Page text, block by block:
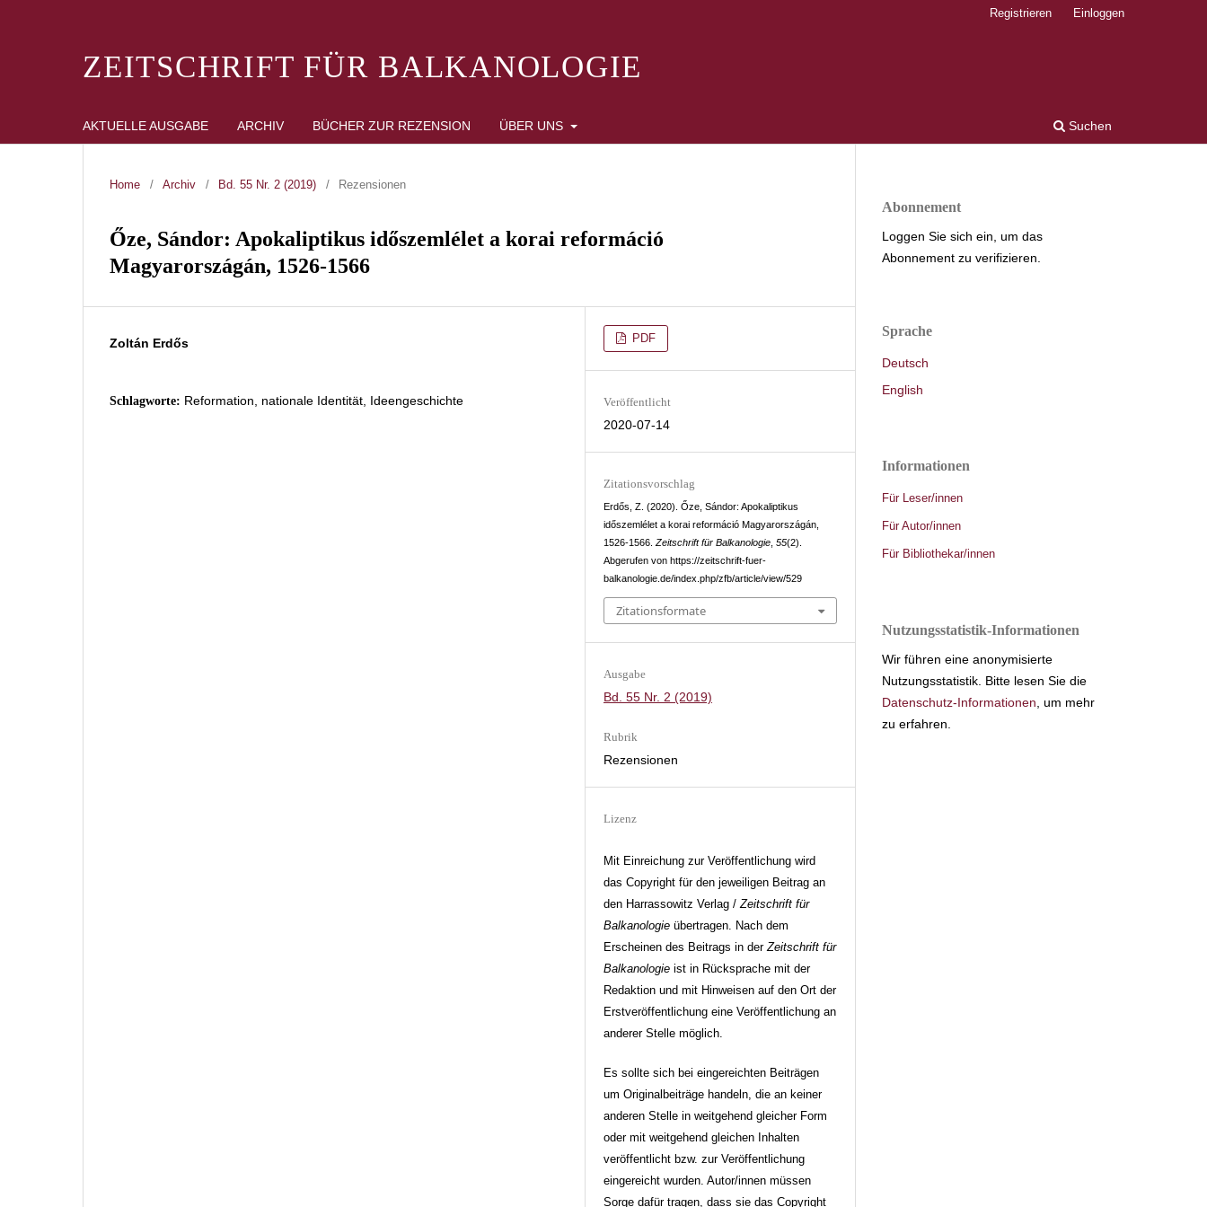
ZEITSCHRIFT FÜR BALKANOLOGIE
AKTUELLE AUSGABE ARCHIV BÜCHER ZUR REZENSION ÜBER UNS Suchen
Registrieren Einloggen
Home / Archiv / Bd. 55 Nr. 2 (2019) / Rezensionen
Őze, Sándor: Apokaliptikus időszemlélet a korai reformáció
Magyarországán, 1526-1566
Zoltán Erdős
Schlagworte: Reformation, nationale Identität, Ideengeschichte
PDF
Veröffentlicht
2020-07-14
Zitationsvorschlag
Erdős, Z. (2020). Őze, Sándor: Apokaliptikus
időszemlélet a korai reformáció Magyarországán,
1526-1566.Zeitschrift für Balkanologie ,55(2).
Abgerufen von https://zeitschrift-fuer-
balkanologie.de/index.php/zfb/article/view/529
Zitationsformate
Ausgabe
Bd. 55 Nr. 2 (2019)
Rubrik
Rezensionen
Lizenz
Mit Einreichung zur Veröffentlichung wird
das Copyright für den jeweiligen Beitrag an
den Harrassowitz Verlag /Zeitschrift für
Balkanologieübertragen. Nach dem
Erscheinen des Beitrags in derZeitschrift für
Balkanologieist in Rücksprache mit der
Redaktion und mit Hinweisen auf den Ort der
Erstveröffentlichung eine Veröffentlichung an
anderer Stelle möglich.
Es sollte sich bei eingereichten Beiträgen
um Originalbeiträge handeln, die an keiner
anderen Stelle in weitgehend gleicher Form
oder mit weitgehend gleichen Inhalten
veröffentlicht bzw. zur Veröffentlichung
eingereicht wurden. Autor/innen müssen
Sorge dafür tragen, dass sie das Copyright
Abonnement
Loggen Sie sich ein, um das
Abonnement zu verifizieren.
Sprache
Deutsch
English
Informationen
Für Leser/innen
Für Autor/innen
Für Bibliothekar/innen
Nutzungsstatistik-Informationen
Wir führen eine anonymisierte
Nutzungsstatistik. Bitte lesen Sie die
Datenschutz-Informationen , um mehr
zu erfahren.